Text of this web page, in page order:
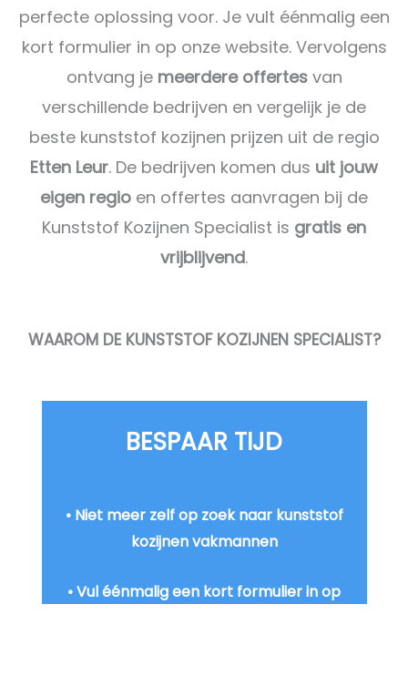
perfecte oplossing voor. Je vult éénmalig een
kort formulier in op onze website. Vervolgens
ontvang je meerdere offertesvan
verschillende bedrijven en vergelijk je de
beste kunststof kozijnen prijzen uit de regio
Etten Leur. De bedrijven komen dus uit jouw
eigen regio en offertes aanvragen bij de
Kunststof Kozijnen Specialist is gratis en
vrijblijvend.
WAAROM DE KUNSTSTOF KOZIJNEN SPECIALIST?
BESPAAR TIJD​
• Niet meer zelf op zoek naar kunststof
kozijnen vakmannen
• Vul éénmalig een kort formulier in op